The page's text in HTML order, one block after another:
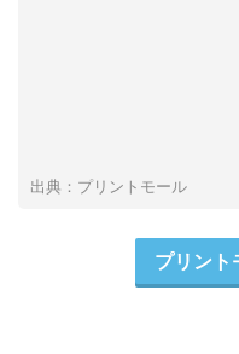
出典：プリントモール
プリント